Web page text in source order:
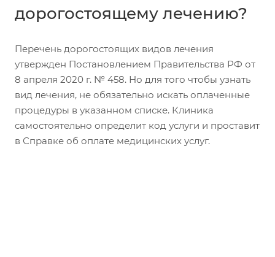
дорогостоящему лечению?
Перечень дорогостоящих видов лечения
утвержден Постановлением Правительства РФ от
8 апреля 2020 г. № 458. Но для того чтобы узнать
вид лечения, не обязательно искать оплаченные
процедуры в указанном списке. Клиника
самостоятельно определит код услуги и проставит
в Справке об оплате медицинских услуг.